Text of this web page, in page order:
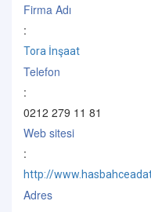
Firma Adı
:
Tora İnşaat
Telefon
:
0212 279 11 81
Web sitesi
:
http://
Adres